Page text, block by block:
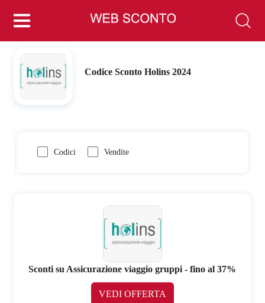
Codice Sconto Holins 2024
Codici Vendite
Sconti su Assicurazione viaggio gruppi - fino al 37%
VEDI OFFERTA